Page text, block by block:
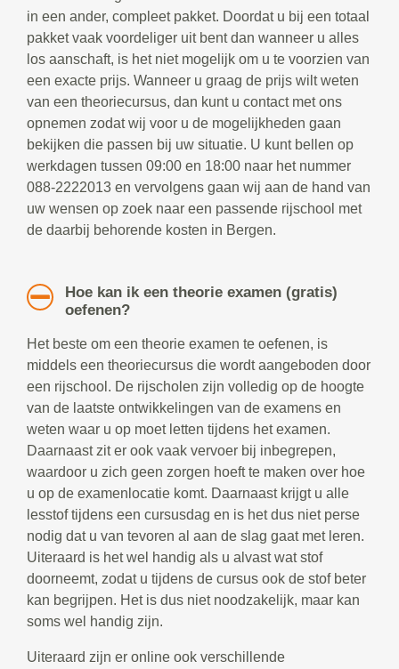
in een ander, compleet pakket. Doordat u bij een totaal
pakket vaak voordeliger uit bent dan wanneer u alles
los aanschaft, is het niet mogelijk om u te voorzien van
een exacte prijs. Wanneer u graag de prijs wilt weten
van een theoriecursus, dan kunt u contact met ons
opnemen zodat wij voor u de mogelijkheden gaan
bekijken die passen bij uw situatie. U kunt bellen op
werkdagen tussen 09:00 en 18:00 naar het nummer
088-2222013 en vervolgens gaan wij aan de hand van
uw wensen op zoek naar een passende rijschool met
de daarbij behorende kosten in Bergen.
Hoe kan ik een theorie examen (gratis)
oefenen?
Het beste om een theorie examen te oefenen, is
middels een theoriecursus die wordt aangeboden door
een rijschool. De rijscholen zijn volledig op de hoogte
van de laatste ontwikkelingen van de examens en
weten waar u op moet letten tijdens het examen.
Daarnaast zit er ook vaak vervoer bij inbegrepen,
waardoor u zich geen zorgen hoeft te maken over hoe
u op de examenlocatie komt. Daarnaast krijgt u alle
lesstof tijdens een cursusdag en is het dus niet perse
nodig dat u van tevoren al aan de slag gaat met leren.
Uiteraard is het wel handig als u alvast wat stof
doorneemt, zodat u tijdens de cursus ook de stof beter
kan begrijpen. Het is dus niet noodzakelijk, maar kan
soms wel handig zijn.
Uiteraard zijn er online ook verschillende